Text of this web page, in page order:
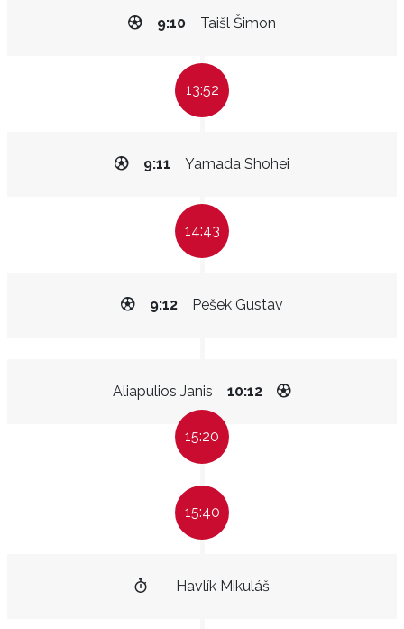
Taišl Šimon
9:10
13:52
Yamada Shohei
9:11
14:43
Pešek Gustav
9:12
Aliapulios Janis 10:12
15:20
15:40
Havlík Mikuláš